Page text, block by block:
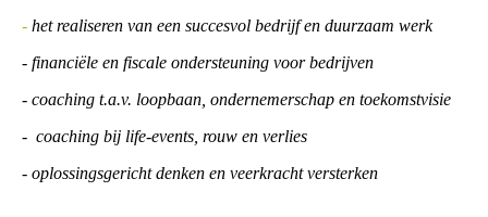
- het realiseren van een succesvol bedrijf en duurzaam werk
- financiële en fiscale ondersteuning voor bedrijven
- coaching t.a.v. loopbaan, ondernemerschap en toekomstvisie
- coaching bij life-events, rouw en verlies
- oplossingsgericht denken en veerkracht versterken